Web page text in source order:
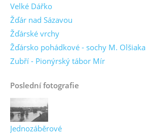
Velké Dářko
Žďár nad Sázavou
Žďárské vrchy
Žďársko pohádkové - sochy M. Olšiaka
Zubří - Pionýrský tábor Mír
Poslední fotografie
Jednozáběrové